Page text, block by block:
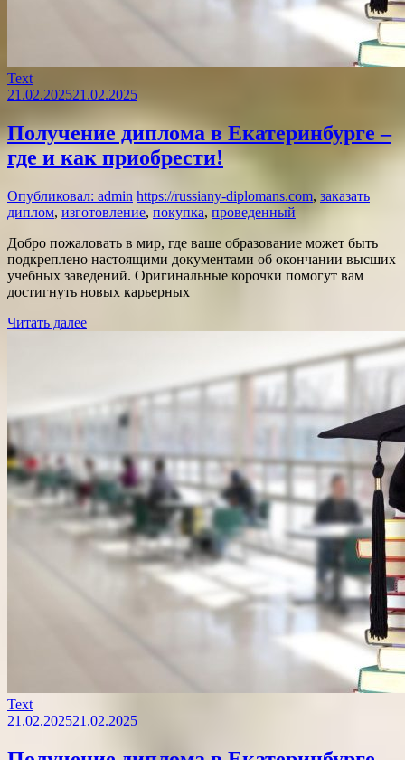
Text
21.02.202521.02.2025
Получение диплома в Екатеринбурге –
где и как приобрести!
Опубликовал: admin https://russiany-diplomans.com, заказать
диплом, изготовление, покупка, проведенный
Добро пожаловать в мир, где ваше образование может быть
подкреплено настоящими документами об окончании высших
учебных заведений. Оригинальные корочки помогут вам
достигнуть новых карьерных
Читать далее
Text
21.02.202521.02.2025